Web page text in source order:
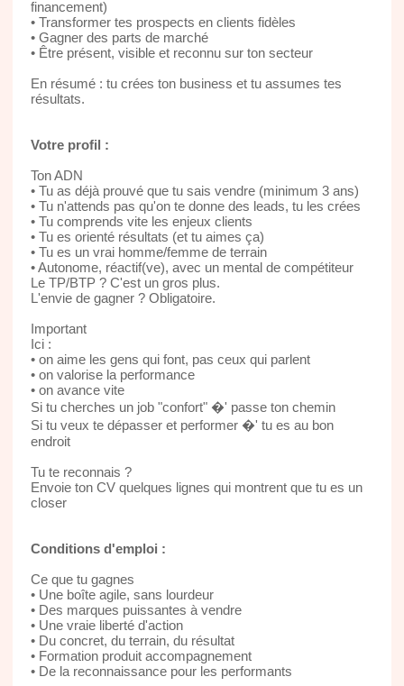
financement)
• Transformer tes prospects en clients fidèles
• Gagner des parts de marché
• Être présent, visible et reconnu sur ton secteur
En résumé : tu crées ton business et tu assumes tes
résultats.
Votre profil :
Ton ADN
• Tu as déjà prouvé que tu sais vendre (minimum 3 ans)
• Tu n'attends pas qu'on te donne des leads, tu les crées
• Tu comprends vite les enjeux clients
• Tu es orienté résultats (et tu aimes ça)
• Tu es un vrai homme/femme de terrain
• Autonome, réactif(ve), avec un mental de compétiteur
Le TP/BTP ? C'est un gros plus.
L'envie de gagner ? Obligatoire.
Important
Ici :
• on aime les gens qui font, pas ceux qui parlent
• on valorise la performance
• on avance vite
Si tu cherches un job "confort" �' passe ton chemin
Si tu veux te dépasser et performer �' tu es au bon
endroit
Tu te reconnais ?
Envoie ton CV quelques lignes qui montrent que tu es un
closer
Conditions d'emploi :
Ce que tu gagnes
• Une boîte agile, sans lourdeur
• Des marques puissantes à vendre
• Une vraie liberté d'action
• Du concret, du terrain, du résultat
• Formation produit accompagnement
• De la reconnaissance pour les performants